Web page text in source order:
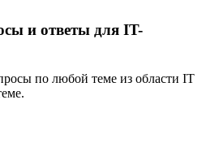
и ответы для IT-
по любой теме из области IT